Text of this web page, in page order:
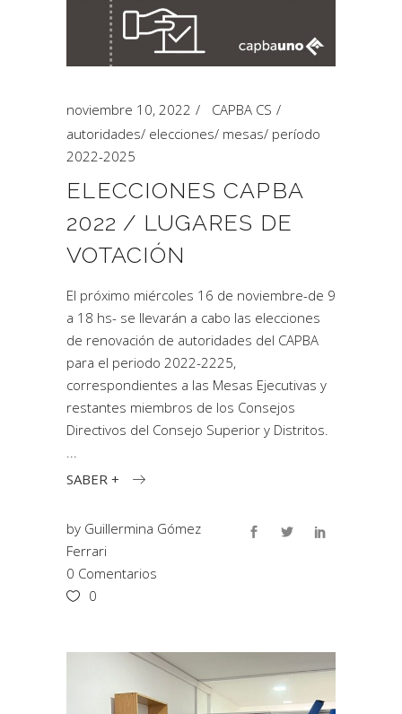
noviembre 10, 2022
CAPBA CS
autoridades/ elecciones/ mesas/ período
2022-2025
ELECCIONES CAPBA
2022 / LUGARES DE
VOTACIÓN
El próximo miércoles 16 de noviembre-de 9
a 18 hs- se llevarán a cabo las elecciones
de renovación de autoridades del CAPBA
para el periodo 2022-2225,
correspondientes a las Mesas Ejecutivas y
restantes miembros de los Consejos
Directivos del Consejo Superior y Distritos.
SABER +
by Guillermina Gómez
Ferrari
0 Comentarios
0